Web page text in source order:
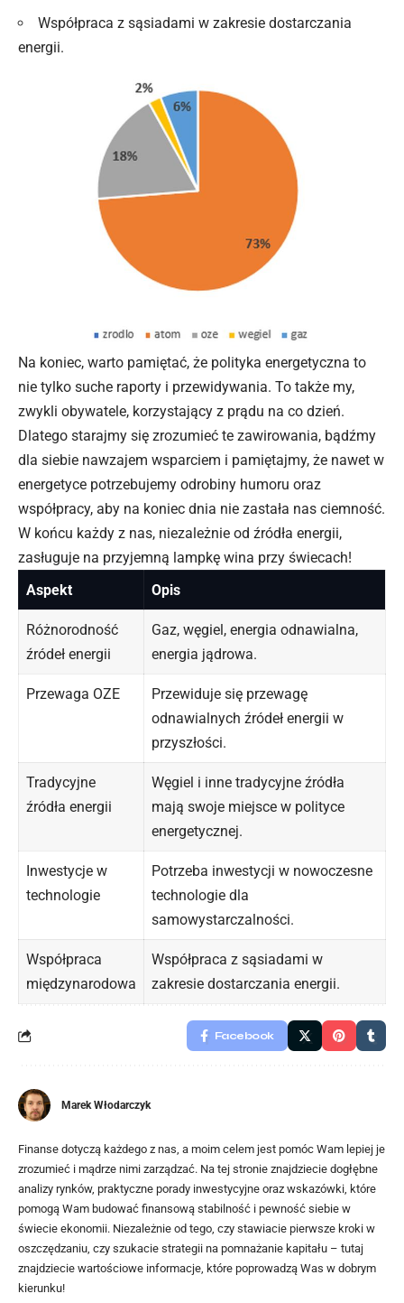
Współpraca z sąsiadami w zakresie dostarczania
energii.
Na koniec, warto pamiętać, że polityka energetyczna to
nie tylko suche raporty i przewidywania. To także my,
zwykli obywatele, korzystający z prądu na co dzień.
Dlatego starajmy się zrozumieć te zawirowania, bądźmy
dla siebie nawzajem wsparciem i pamiętajmy, że nawet w
energetyce potrzebujemy odrobiny humoru oraz
współpracy, aby na koniec dnia nie zastała nas ciemność.
W końcu każdy z nas, niezależnie od źródła energii,
zasługuje na przyjemną lampkę wina przy świecach!
Aspekt
Opis
Różnorodność
źródeł energii
Gaz, węgiel, energia odnawialna,
energia jądrowa.
Przewaga OZE
Przewiduje się przewagę
odnawialnych źródeł energii w
przyszłości.
Tradycyjne
źródła energii
Węgiel i inne tradycyjne źródła
mają swoje miejsce w polityce
energetycznej.
Inwestycje w
technologie
Potrzeba inwestycji w nowoczesne
technologie dla
samowystarczalności.
Współpraca
międzynarodowa
Współpraca z sąsiadami w
zakresie dostarczania energii.
Facebook
Marek Włodarczyk
Finanse dotyczą każdego z nas, a moim celem jest pomóc Wam lepiej je
zrozumieć i mądrze nimi zarządzać. Na tej stronie znajdziecie dogłębne
analizy rynków, praktyczne porady inwestycyjne oraz wskazówki, które
pomogą Wam budować finansową stabilność i pewność siebie w
świecie ekonomii. Niezależnie od tego, czy stawiacie pierwsze kroki w
oszczędzaniu, czy szukacie strategii na pomnażanie kapitału – tutaj
znajdziecie wartościowe informacje, które poprowadzą Was w dobrym
kierunku!